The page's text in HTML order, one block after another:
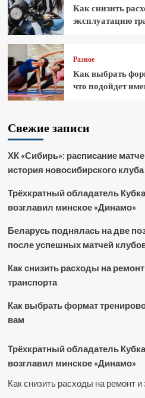
Как снизить
эксплуатацию
Разное
Как выбрать
что подойдет
Свежие записи
ХК «Сибирь»: расписание
история новосибирского клуба
Трёхкратный обладатель
возглавил минское «Динамо»
Беларусь поднялась на две
после успешных матчей
Как снизить расходы на
транспорта
Как выбрать формат
вам
Трёхкратный обладатель
возглавил минское «Динамо»
Как снизить расходы на ремонт